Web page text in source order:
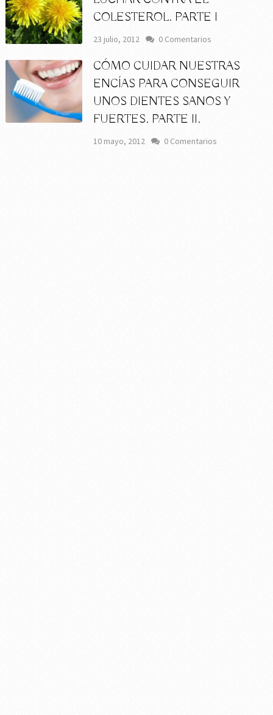
COLESTEROL. PARTE I
23 julio, 2012 0 Comentarios
CÓMO CUIDAR NUESTRAS
ENCÍAS PARA CONSEGUIR
UNOS DIENTES SANOS Y
FUERTES. PARTE II.
10 mayo, 2012 0 Comentarios